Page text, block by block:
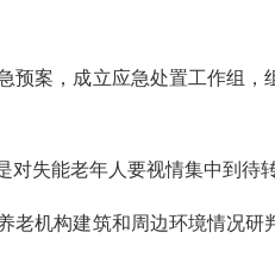
案，成立应急处置工作组，
能老年人要视情集中到待
机构建筑和周边环境情况研